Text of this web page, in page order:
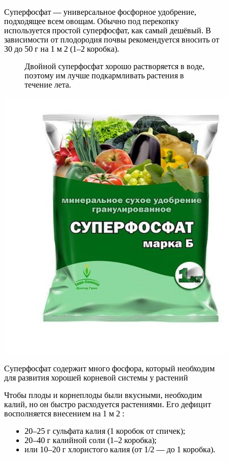
Суперфосфат — универсальное фосфорное удобрение,
подходящее всем овощам. Обычно под перекопку
используется простой суперфосфат, как самый дешёвый. В
зависимости от плодородия почвы рекомендуется вносить от
30 до 50 г на 1 м 2 (1–2 коробка).
Двойной суперфосфат хорошо растворяется в воде,
поэтому им лучше подкармливать растения в
течение лета.
Суперфосфат содержит много фосфора, который необходим
для развития хорошей корневой системы у растений
Чтобы плоды и корнеплоды были вкусными, необходим
калий, но он быстро расходуется растениями. Его дефицит
восполняется внесением на 1 м 2 :
20–25 г сульфата калия (1 коробок от спичек);
20–40 г калийной соли (1–2 коробка);
или 10–20 г хлористого калия (от 1/2 — до 1 коробка).